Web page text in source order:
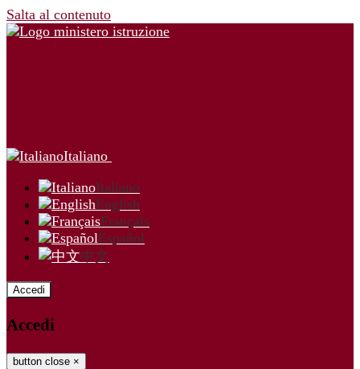
Salta al contenuto
Italiano
Italiano
English
Français
Español
中文
Accedi
Accedi
button close ×